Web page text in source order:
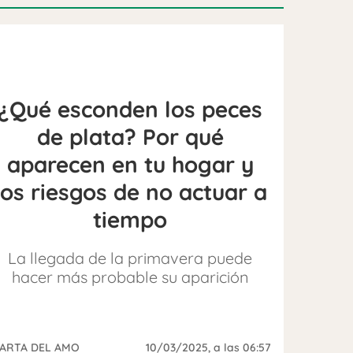
esconden los peces
de plata? Por qué
aparecen en tu hogar y
riesgos de no actuar a
tiempo
La llegada de la primavera puede
hacer más probable su aparición
DEL AMO 10/03/2025, a las 06:57